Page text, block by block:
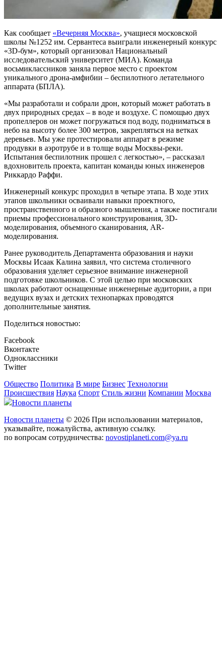
Как сообщает «Вечерняя Москва», учащиеся московской
школы №1252 им. Сервантеса выиграли инженерный конкурс
«3D-бум», который организовал Национальный
исследовательский университет (МИА). Команда
восьмиклассников заняла первое место с проектом
уникального дрона-амфибии – беспилотного летательного
аппарата (БПЛА).
«Мы разработали и собрали дрон, который может работать в
двух природных средах – в воде и воздухе. С помощью двух
пропеллеров он может погружаться под воду, подниматься в
небо на высоту более 300 метров, закрепляться на ветках
деревьев. Мы уже протестировали аппарат в режиме
продувки в аэротрубе и в толще воды Москвы-реки.
Испытания беспилотник прошел с легкостью», – рассказал
вдохновитель проекта, капитан команды юных инженеров
Риккардо Раффи.
Инженерный конкурс проходил в четыре этапа. В ходе этих
этапов школьники осваивали навыки проектного,
пространственного и образного мышления, а также постигали
приемы профессионального конструирования, 3D-
моделирования, объемного сканирования, AR-
моделирования.
Ранее руководитель Департамента образования и науки
Москвы Исаак Калина заявил, что система столичного
образования уделяет серьезное внимание инженерной
подготовке школьников. С этой целью при московских
школах работают оснащенные инженерные аудитории, а при
ведущих вузах и детских технопарках проводятся
дополнительные занятия.
Поделиться новостью:
Facebook
Вконтакте
Одноклассники
Twitter
Общество Политика В мире Бизнес Технологии
Происшествия Наука Спорт Стиль жизни Компании Москва
Новости планеты
Новости планеты © 2026 При использовании материалов,
указывайте, пожалуйства, активную ссылку.
по вопросам сотрудничества: novostiplaneti.com@ya.ru